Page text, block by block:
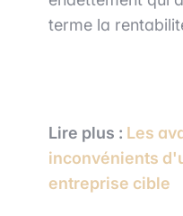
terme la
Lire plus : Les
inconvénients
entreprise cible